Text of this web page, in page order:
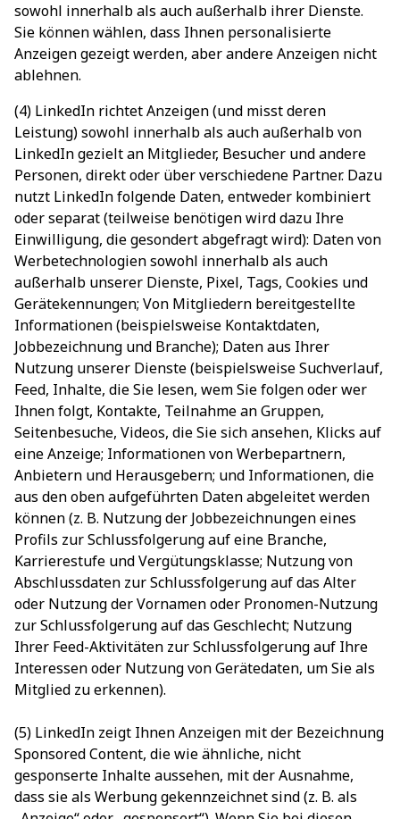
sowohl innerhalb als auch außerhalb ihrer Dienste.
Sie können wählen, dass Ihnen personalisierte
Anzeigen gezeigt werden, aber andere Anzeigen nicht
ablehnen.
(4) LinkedIn richtet Anzeigen (und misst deren
Leistung) sowohl innerhalb als auch außerhalb von
LinkedIn gezielt an Mitglieder, Besucher und andere
Personen, direkt oder über verschiedene Partner. Dazu
nutzt LinkedIn folgende Daten, entweder kombiniert
oder separat (teilweise benötigen wird dazu Ihre
Einwilligung, die gesondert abgefragt wird): Daten von
Werbetechnologien sowohl innerhalb als auch
außerhalb unserer Dienste, Pixel, Tags, Cookies und
Gerätekennungen; Von Mitgliedern bereitgestellte
Informationen (beispielsweise Kontaktdaten,
Jobbezeichnung und Branche); Daten aus Ihrer
Nutzung unserer Dienste (beispielsweise Suchverlauf,
Feed, Inhalte, die Sie lesen, wem Sie folgen oder wer
Ihnen folgt, Kontakte, Teilnahme an Gruppen,
Seitenbesuche, Videos, die Sie sich ansehen, Klicks auf
eine Anzeige; Informationen von Werbepartnern,
Anbietern und Herausgebern; und Informationen, die
aus den oben aufgeführten Daten abgeleitet werden
können (z. B. Nutzung der Jobbezeichnungen eines
Profils zur Schlussfolgerung auf eine Branche,
Karrierestufe und Vergütungsklasse; Nutzung von
Abschlussdaten zur Schlussfolgerung auf das Alter
oder Nutzung der Vornamen oder Pronomen-Nutzung
zur Schlussfolgerung auf das Geschlecht; Nutzung
Ihrer Feed-Aktivitäten zur Schlussfolgerung auf Ihre
Interessen oder Nutzung von Gerätedaten, um Sie als
Mitglied zu erkennen).
(5) LinkedIn zeigt Ihnen Anzeigen mit der Bezeichnung
Sponsored Content, die wie ähnliche, nicht
gesponserte Inhalte aussehen, mit der Ausnahme,
dass sie als Werbung gekennzeichnet sind (z. B. als